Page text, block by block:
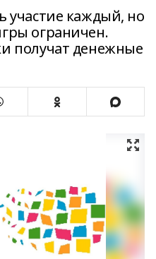
участие каждый, но
ограничен.
получат денежные